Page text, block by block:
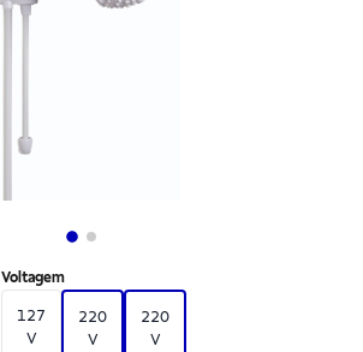
Voltagem
127
V
220
V
220
V